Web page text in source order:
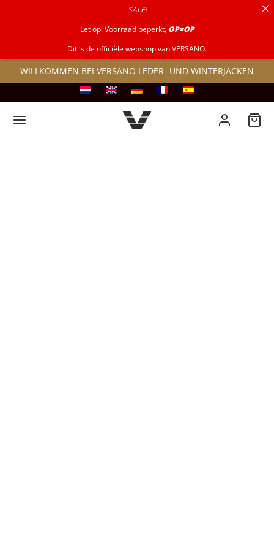
WILLKOMMEN BEI VERSANO LEDER- UND WINTERJACKEN
SALE!
Let op! Voorraad beperkt, OP=OP
Dit is de officiële webshop van VERSANO.